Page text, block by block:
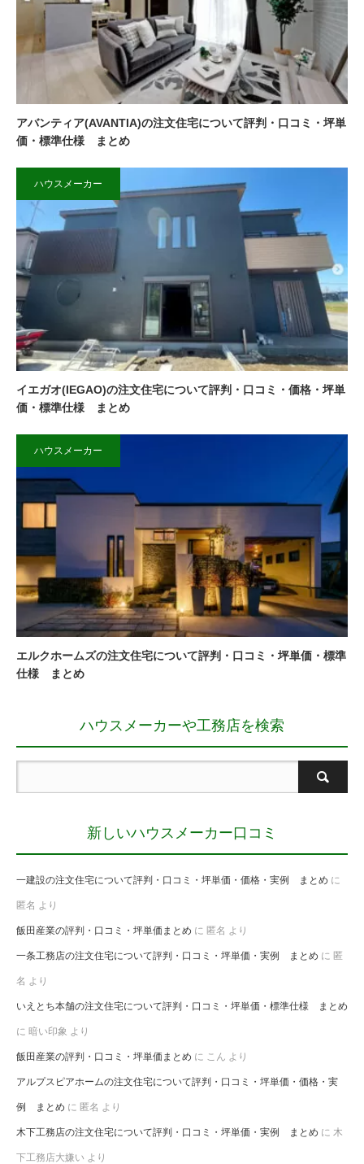
アバンティア(AVANTIA)の注文住宅について評判・口コミ・坪単
価・標準仕様 まとめ
ハウスメーカー
イエガオ(IEGAO)の注文住宅について評判・口コミ・価格・坪単
価・標準仕様 まとめ
ハウスメーカー
エルクホームズの注文住宅について評判・口コミ・坪単価・標準
仕様 まとめ
ハウスメーカーや工務店を検索
新しいハウスメーカー口コミ
一建設の注文住宅について評判・口コミ・坪単価・価格・実例 まとめ に
匿名 より
飯田産業の評判・口コミ・坪単価まとめ に 匿名 より
一条工務店の注文住宅について評判・口コミ・坪単価・実例 まとめ に 匿
名 より
いえとち本舗の注文住宅について評判・口コミ・坪単価・標準仕様 まとめ
に 暗い印象 より
飯田産業の評判・口コミ・坪単価まとめ に こん より
アルプスピアホームの注文住宅について評判・口コミ・坪単価・価格・実
例 まとめ に 匿名 より
木下工務店の注文住宅について評判・口コミ・坪単価・実例 まとめ に 木
下工務店大嫌い より